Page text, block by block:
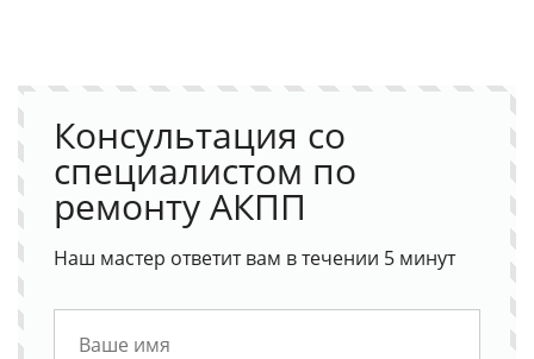
Консультация со
специалистом по
ремонту АКПП
Наш мастер ответит вам в течении 5 минут